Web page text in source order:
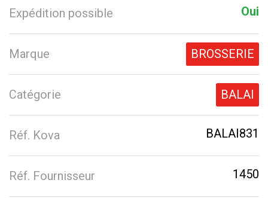
Expédition possible Oui
Marque BROSSERIE
Catégorie BALAI
Réf. Kova BALAI831
Réf. Fournisseur 1450